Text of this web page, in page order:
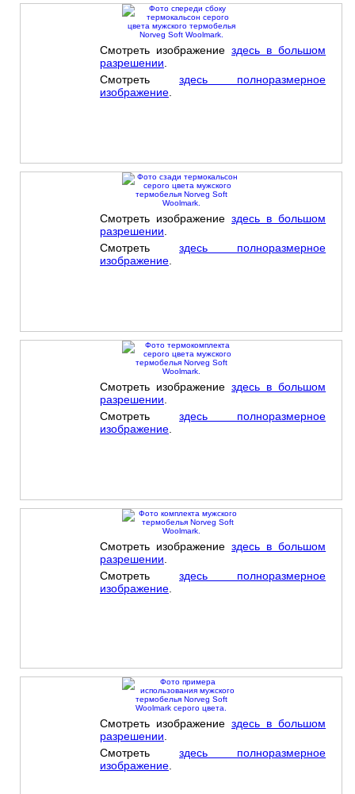
Смотреть изображениездесь в большом
разрешении.
Смотретьздесь полноразмерное
изображение.
Смотреть изображениездесь в большом
разрешении.
Смотретьздесь полноразмерное
изображение.
Смотреть изображениездесь в большом
разрешении.
Смотретьздесь полноразмерное
изображение.
Смотреть изображениездесь в большом
разрешении.
Смотретьздесь полноразмерное
изображение.
Смотреть изображениездесь в большом
разрешении.
Смотретьздесь полноразмерное
изображение.